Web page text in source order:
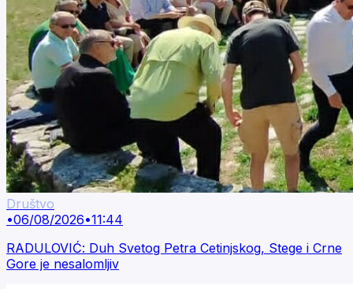
Društvo
•06/08/2026•11:44
RADULOVIĆ: Duh Svetog Petra Cetinjskog, Stege i Crne
Gore je nesalomljiv